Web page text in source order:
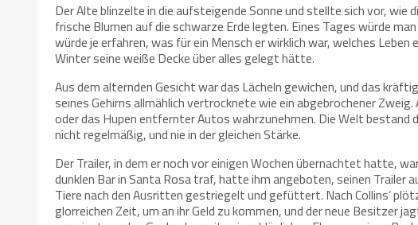
Der Alte blinzelte in die aufsteigende Sonne und stellte sich vor, wie
frische Blumen auf die schwarze Erde legten. Eines Tages würde
würde je erfahren, was für ein Mensch er wirklich war, welches
Winter seine weiße Decke über alles gelegt hätte.
Aus dem alternden Gesicht war das Lächeln gewichen, und das
seines Gehirns allmählich vertrocknete wie ein abgebrochener
oder das Hupen entfernter Autos wahrzunehmen. Die Welt bestand
nicht regelmäßig, und nie in der gleichen Stärke.
Der Trailer, in dem er noch vor einigen Wochen übernachtet hatte,
dunklen Bar in Santa Rosa traf, hatte ihm angeboten, seinen Trailer
Tiere nach den Ausritten gestriegelt und gefüttert. Nach Collins‘
glorreichen Zeit, um an ihr Geld zu kommen, und der neue Besitzer